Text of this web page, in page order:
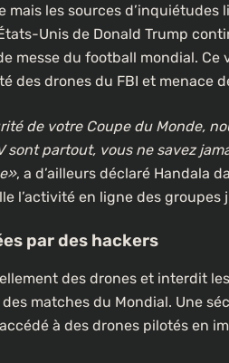
mais les sources
Unis de Donald Trump
messe du football mondial. Ce
des drones du FBI et menace
de votre Coupe du Monde,
sont partout, vous ne savez
, a d’ailleurs déclaré Handala
l’activité en ligne des groupes
par des hackers
des drones et interdit
matches du Mondial. Une
à des drones pilotés en